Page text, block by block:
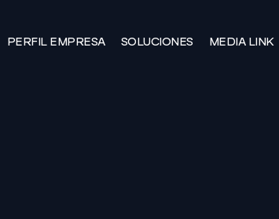
PERFIL EMPRESA SOLUCIONES MEDIA LINK